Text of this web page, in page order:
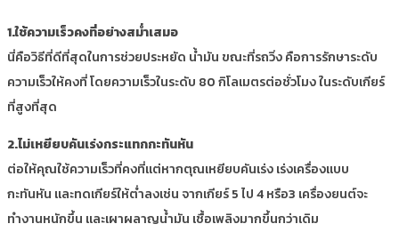
1.ใช้ความเร็วคงที่อย่างสม่ำเสมอ
นี่คือวิธีที่ดีที่สุดในการช่วยประหยัด น้ำมัน ขณะที่รถวิ่ง คือการรักษาระดับ
ความเร็วให้คงที่ โดยความเร็วในระดับ 80 กิโลเมตรต่อชั่วโมง ในระดับเกียร์
ที่สูงที่สุด
2.ไม่เหยียบคันเร่งกระแทกกะทันหัน
ต่อให้คุณใช้ความเร็วที่คงที่แต่หากตุณเหยียบคันเร่ง เร่งเครื่องแบบ
กะทันหัน และทดเกียร์ให้ต่ำลงเช่น จากเกียร์ 5 ไป 4 หรือ3 เครื่องยนต์จะ
ทำงานหนักขึ้น และเผาผลาญน้ำมัน เชื้อเพลิงมากขึ้นกว่าเดิม